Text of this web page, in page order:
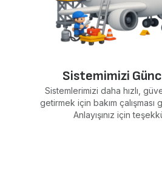
Sistemimizi
Sistemlerimizi daha hızlı,
getirmek için bakım
Anlayışınız için